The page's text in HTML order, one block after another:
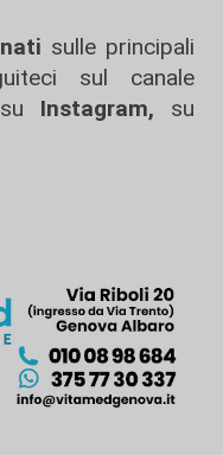
sulle principali
sul canale
Instagram, su